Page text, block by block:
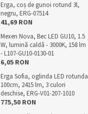
Erga, coș de gunoi rotund 3l,
negru, ERG-07514
41,69 RON
Mexen Nova, Bec LED GU10, 1.5
W, lumină caldă - 3000K, 158 lm
- L107-GU10-0130-01
6,05 RON
Erga Sofia, oglinda LED rotunda
100cm, 2415 lm, 3 culori
deschise, ERG-V01-207-1010
775,50 RON